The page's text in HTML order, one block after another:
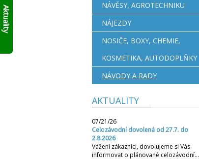
NÁVĚSY, AGROTECHNIKU
NÁJEZDY
NOSIČE, BOXY, CHEMIE,
KOSMETIKA, AUTODOPLŇKY
NÁVODY A RADY
AKTUALITY
07/21/26
Celozávodní dovolená od 27.7. do
2.8.2026
Vážení zákazníci, dovolujeme si Vás
informovat o plánované celozávodní…
francouzský
přívěs
Click
Up!
10%
SLEVY
NA
SKLADOVÉ
V
Aktuality